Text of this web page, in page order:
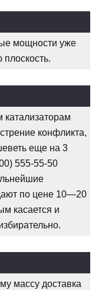
мощности уже
катализаторам
конфликта,
еще на 3
555-55-50
по цене 10—20
касается и
массу доставка